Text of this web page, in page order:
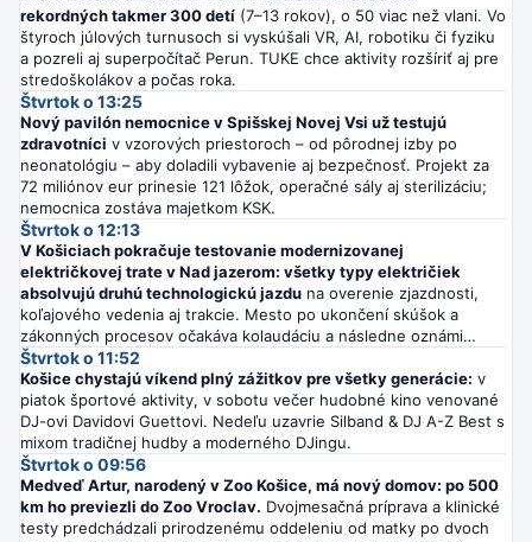
rekordných takmer 300 detí (7–13 rokov), o 50 viac než vlani. Vo
štyroch júlových turnusoch si vyskúšali VR, AI, robotiku či fyziku
a pozreli aj superpočítač Perun. TUKE chce aktivity rozšíriť aj pre
stredoškolákov a počas roka.
Štvrtok o 13:25
Nový pavilón nemocnice v Spišskej Novej Vsi už testujú
zdravotníci v vzorových priestoroch – od pôrodnej izby po
neonatológiu – aby doladili vybavenie aj bezpečnosť. Projekt za
72 miliónov eur prinesie 121 lôžok, operačné sály aj sterilizáciu;
nemocnica zostáva majetkom KSK.
Štvrtok o 12:13
V Košiciach pokračuje testovanie modernizovanej
električkovej trate v Nad jazerom: všetky typy električiek
absolvujú druhú technologickú jazdu na overenie zjazdnosti,
koľajového vedenia aj trakcie. Mesto po ukončení skúšok a
zákonných procesov očakáva kolaudáciu a následne oznámi
termín spustenia prevádzky.
Štvrtok o 11:52
Košice chystajú víkend plný zážitkov pre všetky generácie: v
piatok športové aktivity, v sobotu večer hudobné kino venované
DJ-ovi Davidovi Guettovi. Nedeľu uzavrie Silband & DJ A-Z Best s
mixom tradičnej hudby a moderného DJingu.
Štvrtok o 09:56
Medveď Artur, narodený v Zoo Košice, má nový domov: po 500
km ho previezli do Zoo Vroclav. Dvojmesačná príprava a klinické
testy predchádzali prirodzenému oddeleniu od matky po dvoch